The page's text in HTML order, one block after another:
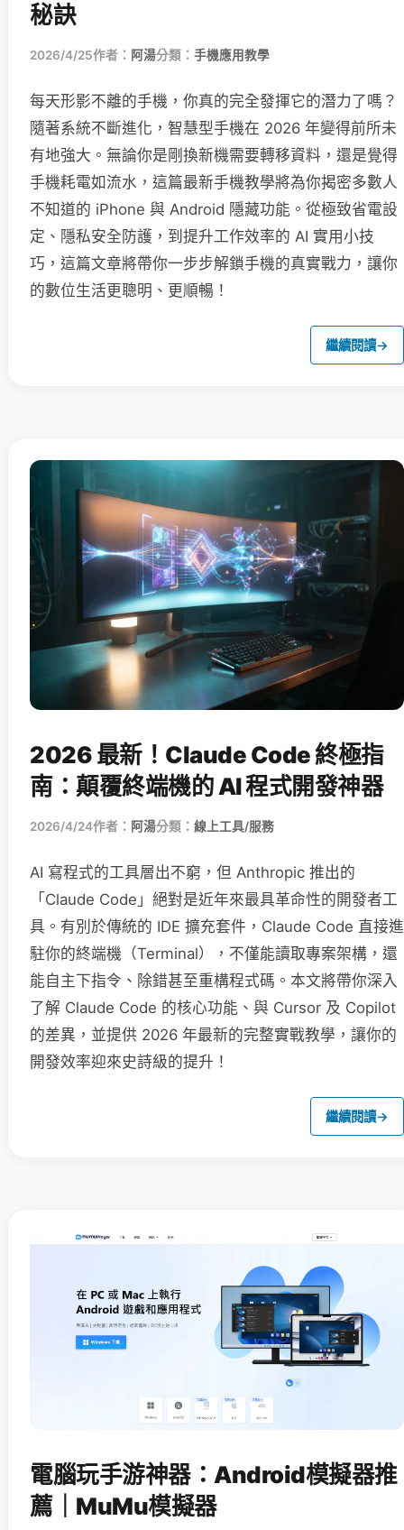
秘訣
2026/4/25作者： 阿湯分類： 手機應用教學
每天形影不離的手機，你真的完全發揮它的潛力了嗎？
隨著系統不斷進化，智慧型手機在 2026 年變得前所未
有地強大。無論你是剛換新機需要轉移資料，還是覺得
手機耗電如流水，這篇最新手機教學將為你揭密多數人
不知道的 iPhone 與 Android 隱藏功能。從極致省電設
定、隱私安全防護，到提升工作效率的 AI 實用小技
巧，這篇文章將帶你一步步解鎖手機的真實戰力，讓你
的數位生活更聰明、更順暢！
繼續閱讀→
2026 最新！Claude Code 終極指
南：顛覆終端機的 AI 程式開發神器
2026/4/24作者： 阿湯分類： 線上工具/服務
AI 寫程式的工具層出不窮，但 Anthropic 推出的
「Claude Code」絕對是近年來最具革命性的開發者工
具。有別於傳統的 IDE 擴充套件，Claude Code 直接進
駐你的終端機（Terminal），不僅能讀取專案架構，還
能自主下指令、除錯甚至重構程式碼。本文將帶你深入
了解 Claude Code 的核心功能、與 Cursor 及 Copilot
的差異，並提供 2026 年最新的完整實戰教學，讓你的
開發效率迎來史詩級的提升！
繼續閱讀→
電腦玩手游神器：Android模擬器推
薦｜MuMu模擬器